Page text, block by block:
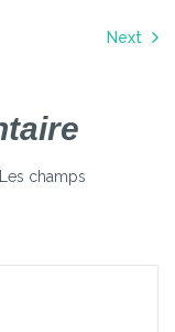
Next
Les champs